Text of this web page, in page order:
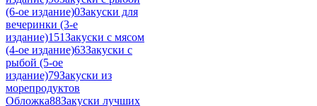
(6-ое издание)0Закуски для
вечеринки (3-е
издание)151Закуски с мясом
(4-ое издание)63Закуски с
рыбой (5-ое
издание)79Закуски из
морепродуктов
Обложка88Закуски лучших